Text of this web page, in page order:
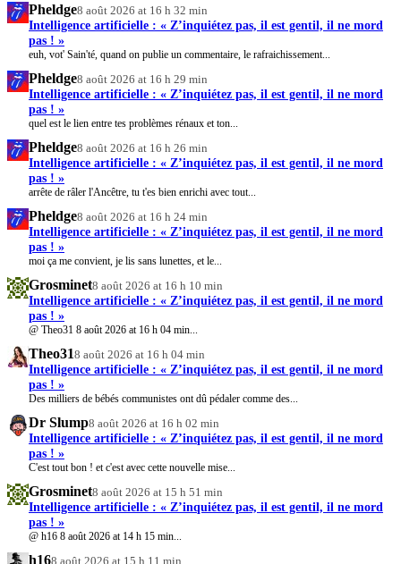
Pheldge8 août 2026 at 16 h 32 min
Intelligence artificielle : « Z’inquiétez pas, il est gentil, il ne mord
pas ! »
euh, vot' Sain'té, quand on publie un commentaire, le rafraichissement...
Pheldge8 août 2026 at 16 h 29 min
Intelligence artificielle : « Z’inquiétez pas, il est gentil, il ne mord
pas ! »
quel est le lien entre tes problèmes rénaux et ton...
Pheldge8 août 2026 at 16 h 26 min
Intelligence artificielle : « Z’inquiétez pas, il est gentil, il ne mord
pas ! »
arrête de râler l'Ancêtre, tu t'es bien enrichi avec tout...
Pheldge8 août 2026 at 16 h 24 min
Intelligence artificielle : « Z’inquiétez pas, il est gentil, il ne mord
pas ! »
moi ça me convient, je lis sans lunettes, et le...
Grosminet8 août 2026 at 16 h 10 min
Intelligence artificielle : « Z’inquiétez pas, il est gentil, il ne mord
pas ! »
@ Theo31 8 août 2026 at 16 h 04 min...
Theo318 août 2026 at 16 h 04 min
Intelligence artificielle : « Z’inquiétez pas, il est gentil, il ne mord
pas ! »
Des milliers de bébés communistes ont dû pédaler comme des...
Dr Slump8 août 2026 at 16 h 02 min
Intelligence artificielle : « Z’inquiétez pas, il est gentil, il ne mord
pas ! »
C'est tout bon ! et c'est avec cette nouvelle mise...
Grosminet8 août 2026 at 15 h 51 min
Intelligence artificielle : « Z’inquiétez pas, il est gentil, il ne mord
pas ! »
@ h16 8 août 2026 at 14 h 15 min...
h168 août 2026 at 15 h 11 min